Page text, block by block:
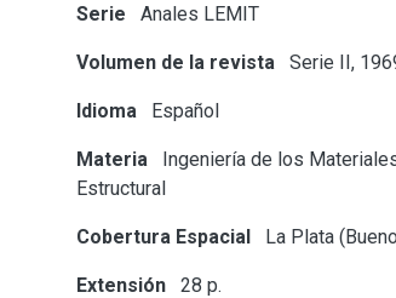
Serie Anales LEMIT
Volumen de la revista Serie II,
Idioma Español
Materia Ingeniería de los
Estructural
Cobertura Espacial La Plata
Extensión 28 p.